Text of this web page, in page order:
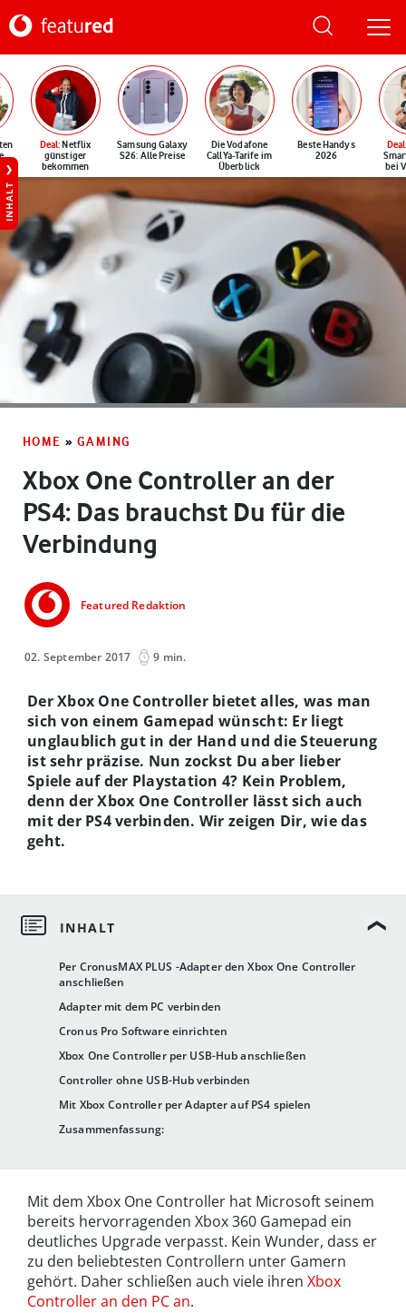
Deal: Netflix
günstiger
bekommen
Samsung Galaxy
S26: Alle Preise
Die Vodafone
CallYa-Tarife im
Überblick
Beste Handys
2026
Deal
bei
INHALT
HOME » GAMING
Xbox One Controller an der
PS4: Das brauchst Du für die
Verbindung
Featured Redaktion
02. September 2017 9 min.
Per CronusMAX PLUS -Adapter den Xbox One Controller
anschließen
Adapter mit dem PC verbinden
Cronus Pro Software einrichten
Xbox One Controller per USB-Hub anschließen
Controller ohne USB-Hub verbinden
Mit Xbox Controller per Adapter auf PS4 spielen
Zusammenfassung:
Der Xbox One Controller bietet alles, was man
sich von einem Gamepad wünscht: Er liegt
unglaublich gut in der Hand und die Steuerung
ist sehr präzise. Nun zockst Du aber lieber
Spiele auf der Playstation 4? Kein Problem,
denn der Xbox One Controller lässt sich auch
mit der PS4 verbinden. Wir zeigen Dir, wie das
geht.
Mit dem Xbox One Controller hat Microsoft seinem
bereits hervorragenden Xbox 360 Gamepad ein
deutliches Upgrade verpasst. Kein Wunder, dass er
zu den beliebtesten Controllern unter Gamern
gehört. Daher schließen auch viele ihren Xbox
Controller an den PC an.